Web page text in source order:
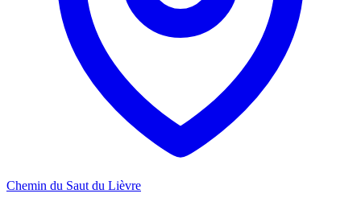
Chemin du Saut du Lièvre